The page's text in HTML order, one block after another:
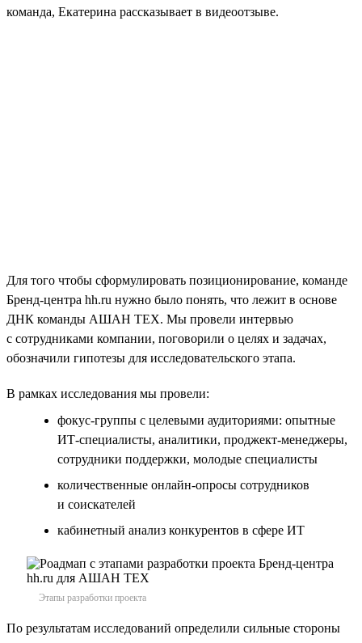
команда, Екатерина рассказывает в видеоотзыве.
Для того чтобы сформулировать позиционирование, команде
Бренд-центра hh.ru нужно было понять, что лежит в основе
ДНК команды АШАН ТЕХ. Мы провели интервью
с сотрудниками компании, поговорили о целях и задачах,
обозначили гипотезы для исследовательского этапа.
В рамках исследования мы провели:
фокус-группы с целевыми аудиториями: опытные
ИТ-специалисты, аналитики, проджект-менеджеры,
сотрудники поддержки, молодые специалисты
количественные онлайн-опросы сотрудников
и соискателей
кабинетный анализ конкурентов в сфере ИТ
Этапы разработки проекта
По результатам исследований определили сильные стороны